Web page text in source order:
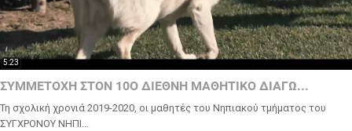
5:23
ΣΥΜΜΕΤΟΧΗ ΣΤΟΝ 10Ο ΔΙΕΘΝΗ ΜΑΘΗΤΙΚΟ ΔΙΑΓΩ...
Τη σχολική χρονιά 2019-2020, οι μαθητές του Νηπιακού τμήματος του
ΣΥΓΧΡΟΝΟΥ ΝΗΠΙ...